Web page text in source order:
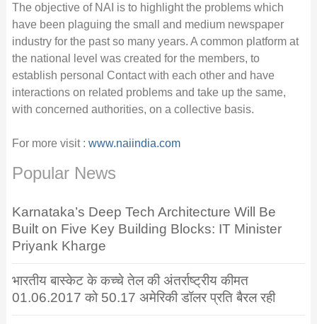
The objective of NAI is to highlight the problems which
have been plaguing the small and medium newspaper
industry for the past so many years. A common platform at
the national level was created for the members, to
establish personal Contact with each other and have
interactions on related problems and take up the same,
with concerned authorities, on a collective basis.
For more visit : www.naiindia.com
Popular News
Karnataka’s Deep Tech Architecture Will Be
Built on Five Key Building Blocks: IT Minister
Priyank Kharge
भारतीय बास्केट के कच्चे तेल की अंतर्राष्ट्रीय कीमत
01.06.2017 को 50.17 अमेरिकी डॉलर प्रति बैरल रही